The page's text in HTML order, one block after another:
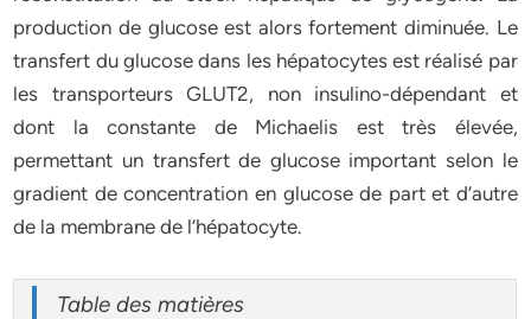
production de glucose est alors fortement diminuée. Le
transfert du glucose dans les hépatocytes est réalisé par
les transporteurs GLUT2, non insulino-dépendant et
dont la constante de Michaelis est très élevée,
permettant un transfert de glucose important selon le
gradient de concentration en glucose de part et d’autre
de la membrane de l’hépatocyte.
Table des matières